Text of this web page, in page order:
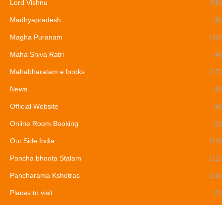
Lord Vishnu (56)
Madhyapradesh (8)
Magha Puranam (30)
Maha Shiva Ratri (4)
Mahabharatam e books (17)
News (6)
Official Website (4)
Online Room Booking (3)
Out Side India (10)
Pancha bhoota Stalam (12)
Pancharama Kshetras (16)
Places to visit (1)